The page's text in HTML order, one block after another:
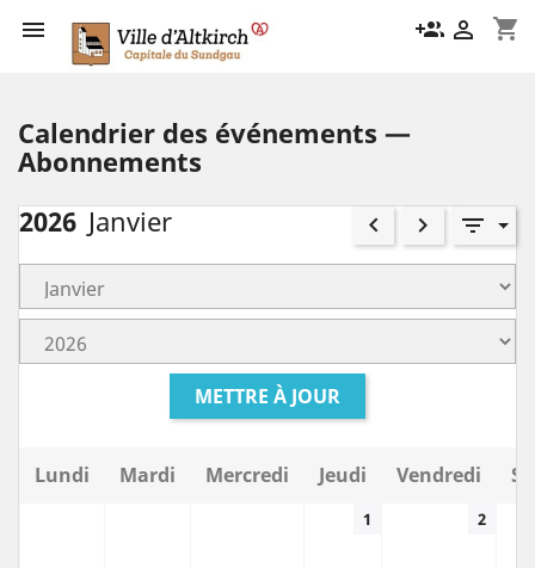
 shopping_cart
group_add 
Calendrier des événements —
Abonnements
2026 Janvier keyboard_arrow_left keyboard_arrow_right filter_list
METTRE À JOUR
Lundi Mardi Mercredi Jeudi Vendredi
1 2